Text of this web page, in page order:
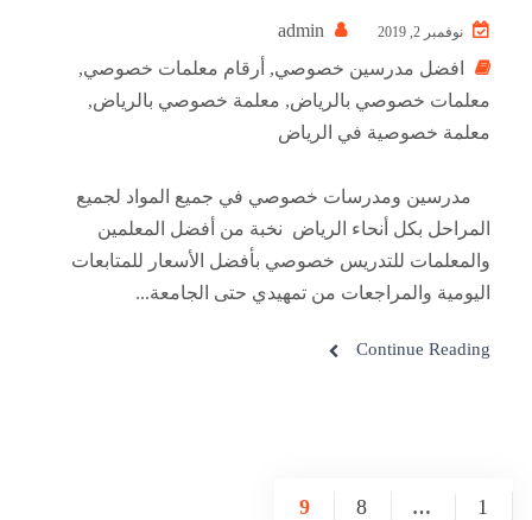
نوفمبر 2, 2019
افضل مدرسين خصوصي, أرقام معلمات خصوصي,
معلمات خصوصي بالرياض, معلمة خصوصي بالرياض,
معلمة خصوصية في الرياض
مدرسين ومدرسات خصوصي في جميع المواد لجميع
المراحل بكل أنحاء الرياض نخبة من أفضل المعلمين
والمعلمات للتدريس خصوصي بأفضل الأسعار للمتابعات
اليومية والمراجعات من تمهيدي حتى الجامعة...
Continue Reading
1
…
8
9